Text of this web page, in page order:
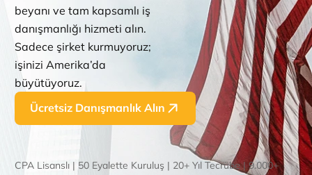
beyanı ve tam kapsamlı iş
danışmanlığı hizmeti alın.
Sadece şirket kurmuyoruz;
işinizi Amerika’da
büyütüyoruz.
Ücretsiz Danışmanlık Alın
CPA Lisanslı | 50 Eyalette Kuruluş | 20+ Yıl Tecrübe | 9.000+